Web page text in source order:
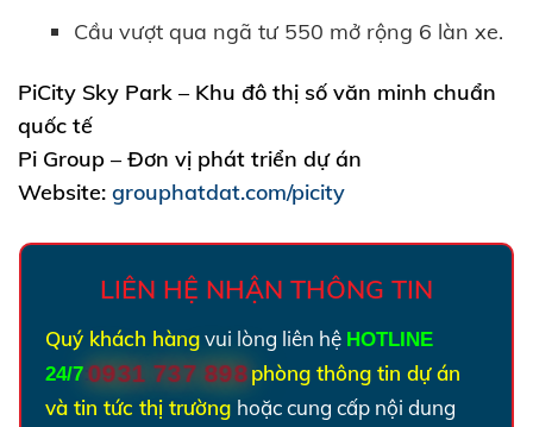
Cầu vượt qua ngã tư 550 mở rộng 6 làn xe.
PiCity Sky Park – Khu đô thị số văn minh chuẩn
quốc tế
Pi Group – Đơn vị phát triển dự án
Website: grouphatdat.com/picity
LIÊN HỆ NHẬN THÔNG TIN
Quý khách hàngvui lòng liên hệ HOTLINE
24/7 :0931 737 898phòng thông tin dự án
và tin tức thị trường hoặc cung cấp nội dung